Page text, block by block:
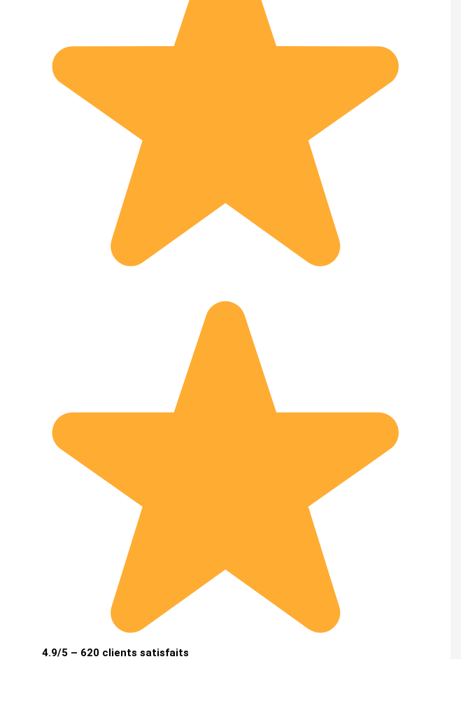
4.9/5 – 620 clients satisfaits